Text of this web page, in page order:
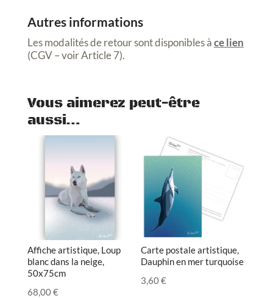
Autres informations
Les modalités de retour sont disponibles àce lien
(CGV – voir Article 7).
Vous aimerez peut-être
aussi…
Affiche artistique, Loup
blanc dans la neige,
50x75cm
68,00€
Carte postale artistique,
Dauphin en mer turquoise
3,60€